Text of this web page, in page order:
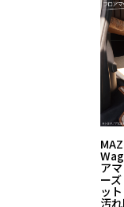
ア
ー
ッ
汚